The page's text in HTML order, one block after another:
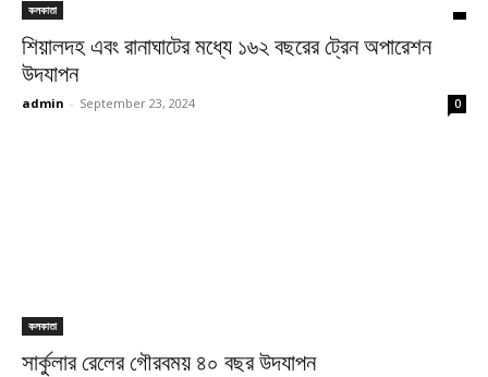
কলকাতা
শিয়ালদহ এবং রানাঘাটের মধ্যে ১৬২ বছরের ট্রেন অপারেশন
উদযাপন
admin - September 23, 2024 0
কলকাতা
সার্কুলার রেলের গৌরবময় ৪০ বছর উদযাপন